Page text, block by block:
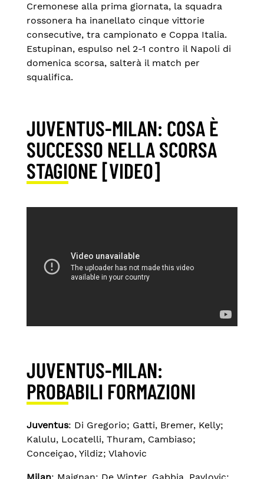
Cremonese alla prima giornata, la squadra
rossonera ha inanellato cinque vittorie
consecutive, tra campionato e Coppa Italia.
Estupinan, espulso nel 2-1 contro il Napoli di
domenica scorsa, salterà il match per
squalifica.
JUVENTUS-MILAN: COSA È
SUCCESSO NELLA SCORSA
STAGIONE [VIDEO]
JUVENTUS-MILAN:
PROBABILI FORMAZIONI
Juventus: Di Gregorio; Gatti, Bremer, Kelly;
Kalulu, Locatelli, Thuram, Cambiaso;
Conceiçao, Yildiz; Vlahovic